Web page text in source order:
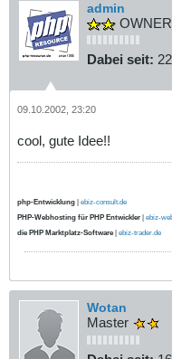
admin
OWNER
Dabei seit:
09.10.2002, 23:20
cool, gute Idee!!
php-Entwicklung
ebiz-consult.de
PHP-Webhosting für PHP Entwickler
ebiz-
die PHP Marktplatz-Software
ebiz-trader.de
Wotan
Master